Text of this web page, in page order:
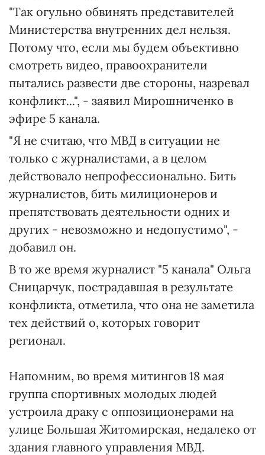
"Так огульно обвинять представителей
Министерства внутренних дел нельзя.
Потому что, если мы будем объективно
смотреть видео, правоохранители
пытались развести две стороны, назревал
конфликт...", - заявил Мирошниченко в
эфире 5 канала.
"Я не считаю, что МВД в ситуации не
только с журналистами, а в целом
действовало непрофессионально. Бить
журналистов, бить милиционеров и
препятствовать деятельности одних и
других - невозможно и недопустимо", -
добавил он.
В то же время журналист "5 канала" Ольга
Сницарчук, пострадавшая в результате
конфликта, отметила, что она не заметила
тех действий о, которых говорит
регионал.
Напомним, во время митингов 18 мая
группа спортивных молодых людей
устроила драку с оппозиционерами на
улице Большая Житомирская, недалеко от
здания главного управления МВД.